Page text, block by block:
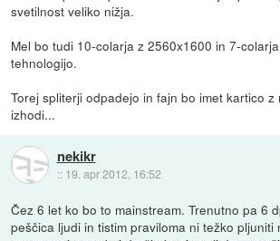
svetilnost veliko nižja.
Mel bo tudi 10-colarja z 2560x1600 in 7-
tehnologijo.
Torej spliterji odpadejo in fajn bo imet kartico z
izhodi...
nekikr
:: 19. apr 2012, 16:52
Čez 6 let ko bo to mainstream. Trenutno pa 6
peščica ljudi in tistim praviloma ni težko pljuniti